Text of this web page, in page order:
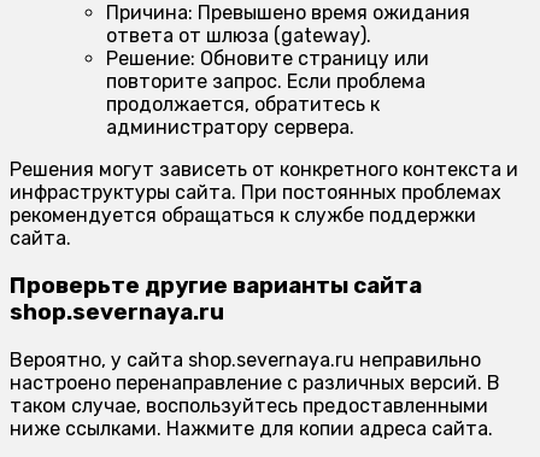
Причина: Превышено время ожидания
ответа от шлюза (gateway).
Решение: Обновите страницу или
повторите запрос. Если проблема
продолжается, обратитесь к
администратору сервера.
Решения могут зависеть от конкретного контекста и
инфраструктуры сайта. При постоянных проблемах
рекомендуется обращаться к службе поддержки
сайта.
Проверьте другие варианты сайта
shop.severnaya.ru
Вероятно, у сайта shop.severnaya.ru неправильно
настроено перенаправление с различных версий. В
таком случае, воспользуйтесь предоставленными
ниже ссылками. Нажмите для копии адреса сайта.